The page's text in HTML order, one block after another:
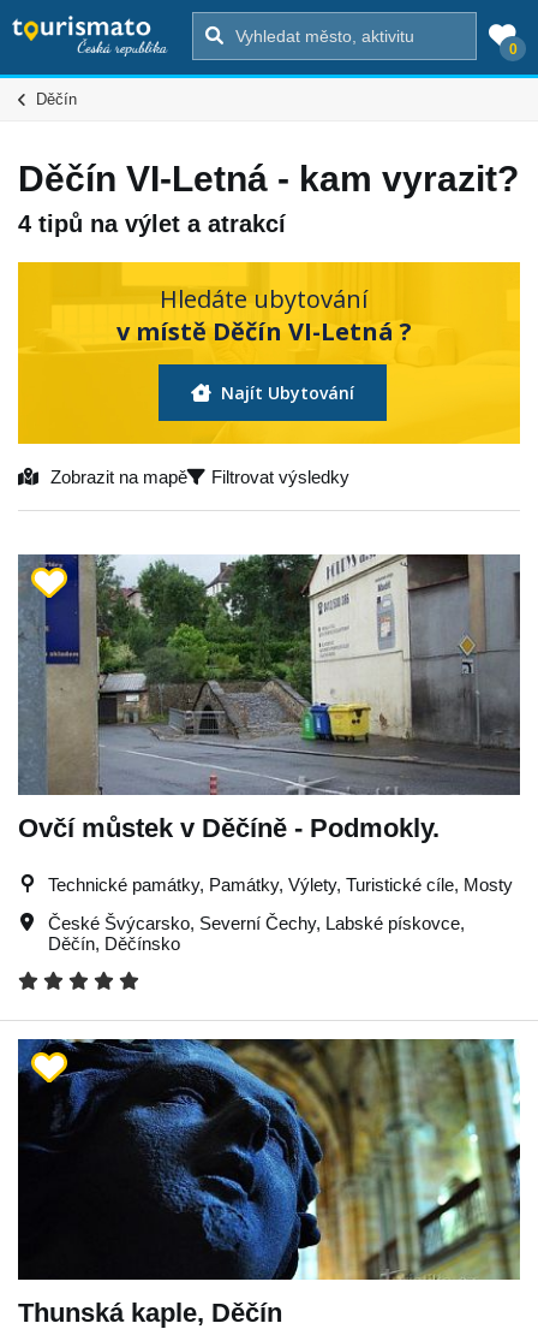
0
Děčín
Děčín VI-Letná - kam vyrazit?
4 tipů na výlet a atrakcí
Hledáte ubytování
v místě Děčín VI-Letná ?
Najít Ubytování
Zobrazit na mapě Filtrovat výsledky
Ovčí můstek v Děčíně - Podmokly.
Technické památky, Památky, Výlety, Turistické cíle, Mosty
České Švýcarsko, Severní Čechy, Labské pískovce,
Děčín, Děčínsko
Thunská kaple, Děčín